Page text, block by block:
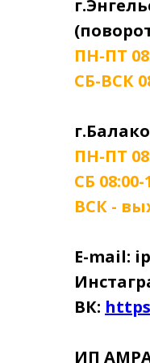
ПН-ПТ
СБ-ВСК
ПН-ПТ
СБ 08:00-
ВСК -
E-mail:
ВК:
ИП